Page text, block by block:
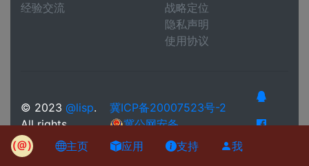
经验交流
战略定位
隐私声明
使用协议
© 2023 @lisp.
All rights
reserved.
冀ICP备20007523号-2
冀公网安备
13050302000400号
主页 应用 支持 我